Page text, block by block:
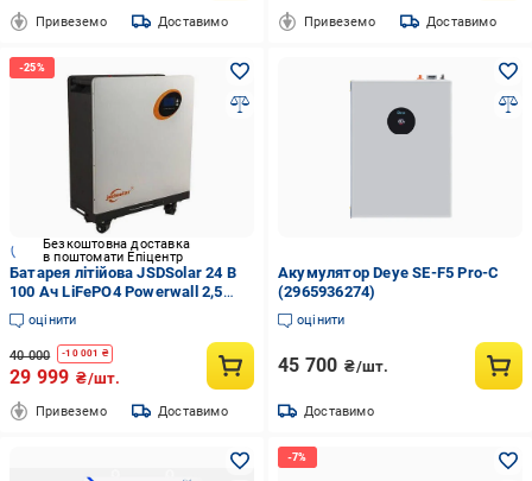
Привеземо Доставимо Привеземо Доставимо
Безкоштовна доставка
в поштомати Епіцентр
Батарея літійова JSDSolar 24 В
100 Ач LiFePO4 Powerwall 2,5
кВт/год з BMS (32941047)
оцінити
40 000 -10 001 ₴
29 999 ₴/шт.
Привеземо Доставимо
Акумулятор Deye SE-F5 Pro-C
(2965936274)
оцінити
45 700 ₴/шт.
Доставимо